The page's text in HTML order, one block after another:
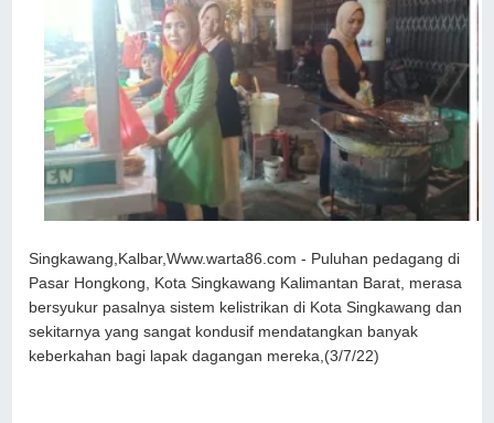
Singkawang,Kalbar,Www.warta86.com - Puluhan pedagang di
Pasar Hongkong, Kota Singkawang Kalimantan Barat, merasa
bersyukur pasalnya sistem kelistrikan di Kota Singkawang dan
sekitarnya yang sangat kondusif mendatangkan banyak
keberkahan bagi lapak dagangan mereka,(3/7/22)